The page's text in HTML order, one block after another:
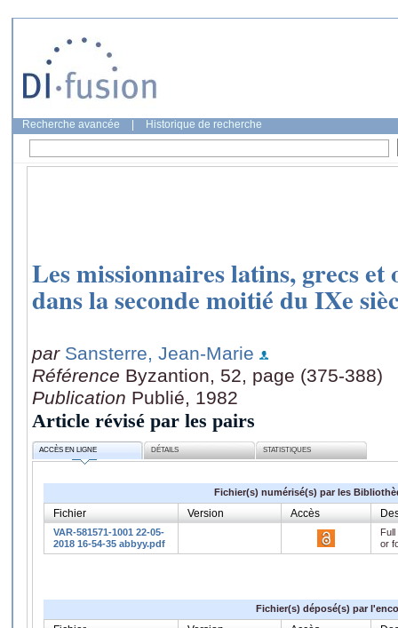
Recherche avancée Historique de recherche
Les missionnaires latins, grecs
dans la seconde moitié du IXe
par Sansterre, Jean-Marie
Référence Byzantion, 52, page (375-388)
Publication Publié, 1982
Article révisé par les pairs
ACCÈS EN LIGNE DÉTAILS STATISTIQUES
Fichier(s) numérisé(s) par les
Fichier Version Accès
VAR-581571-1001 22-05-
2018 16-54-35 abbyy.pdf
or
Fichier(s) déposé(s) par